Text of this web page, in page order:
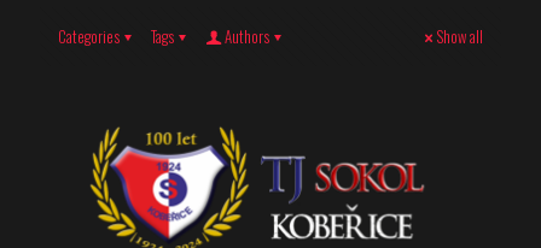
Categories Tags Authors Show all